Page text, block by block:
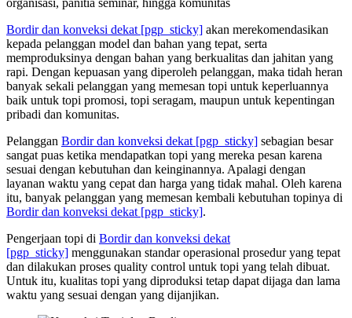
organisasi, panitia seminar, hingga komunitas
Bordir dan konveksi dekat [pgp_sticky] akan merekomendasikan
kepada pelanggan model dan bahan yang tepat, serta
memproduksinya dengan bahan yang berkualitas dan jahitan yang
rapi. Dengan kepuasan yang diperoleh pelanggan, maka tidah heran
banyak sekali pelanggan yang memesan topi untuk keperluannya
baik untuk topi promosi, topi seragam, maupun untuk kepentingan
pribadi dan komunitas.
Pelanggan Bordir dan konveksi dekat [pgp_sticky] sebagian besar
sangat puas ketika mendapatkan topi yang mereka pesan karena
sesuai dengan kebutuhan dan keinginannya. Apalagi dengan
layanan waktu yang cepat dan harga yang tidak mahal. Oleh karena
itu, banyak pelanggan yang memesan kembali kebutuhan topinya di
Bordir dan konveksi dekat [pgp_sticky].
Pengerjaan topi di Bordir dan konveksi dekat
[pgp_sticky] menggunakan standar operasional prosedur yang tepat
dan dilakukan proses quality control untuk topi yang telah dibuat.
Untuk itu, kualitas topi yang diproduksi tetap dapat dijaga dan lama
waktu yang sesuai dengan yang dijanjikan.